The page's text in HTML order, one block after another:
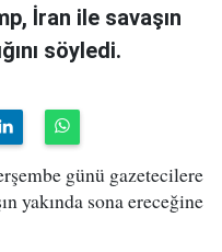
İran ile savaşın
söyledi.
günü gazetecilere
yakında sona ereceğine